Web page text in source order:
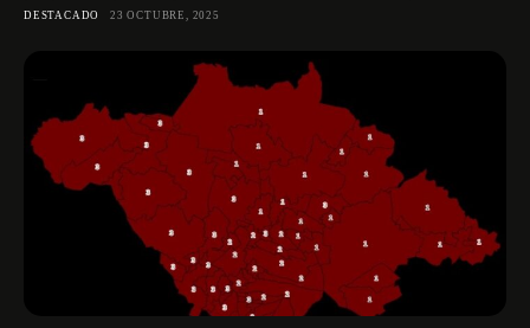
DESTACADO 23 OCTUBRE, 2025